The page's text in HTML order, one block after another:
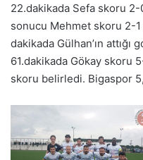
22.dakikada Sefa skoru 2-
sonucu Mehmet skoru 2-
dakikada Gülhan’ın
61.dakikada Gökay skoru
skoru belirledi. Bigaspor